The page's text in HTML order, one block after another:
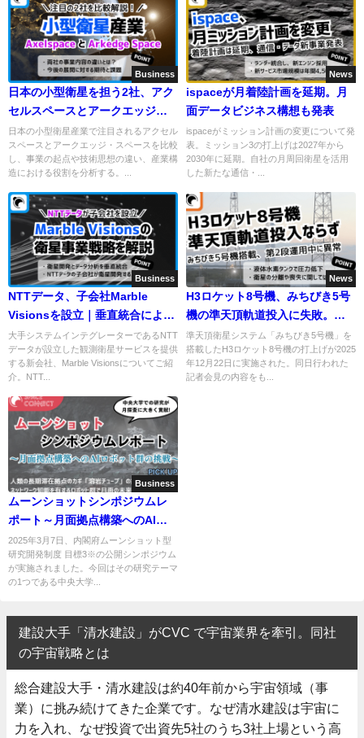
Business
日本の小型衛星を担う2社、アク
セルスペースとアークエッジ・
スペースを比較解説！
日本の小型衛星産業で注目されるアクセル
スペースとアークエッジ・スペースを比較
し、事業の起点や技術思想の違い、産業構
造における役割を分析する。...
News
ispaceが月着陸計画を延期。月
面データビジネス構想も発表
ispaceがミッション計画の変更について発
表。ミッション3の打上げは2027年から
2030年に延期。自社の月周回衛星を活用
した新たな通信・...
Business
NTTデータ、子会社Marble
Visionsを設立｜垂直統合による
衛星事業戦略
大手システムインテグレーターであるNTT
データが設立した観測衛星サービスを提供
する新会社、Marble Visionsについてご紹
介。NTT...
News
H3ロケット8号機、みちびき5号
機の準天頂軌道投入に失敗。液
体水素タンクの圧力が低下
準天頂衛星システム「みちびき5号機」を
搭載したH3ロケット8号機の打上げが2025
年12月22日に実施された。同日行われた
記者会見の内容をも...
Business
ムーンショットシンポジウムレ
ポート～月面拠点構築へのAIロ
ボット群の挑戦～
2025年3月7日、内閣府ムーンショット型
研究開発制度 目標3※の公開シンポジウム
が実施されました。今回はその研究テーマ
の1つである中央大学...
建設大手「清水建設」がCVC で宇宙業界を牽引。同社
の宇宙戦略とは
総合建設大手・清水建設は約40年前から宇宙領域（事
業）に挑み続けてきた企業です。なぜ清水建設は宇宙に
力を入れ、なぜ投資で出資先5社のうち3社上場という高